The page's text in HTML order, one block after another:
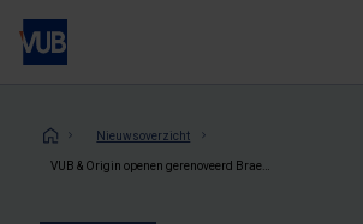
Overslaan
naar
inhoudKruimelpad
Nieuwsoverzicht